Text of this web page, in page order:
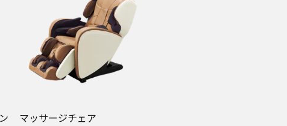
マッサージチェア